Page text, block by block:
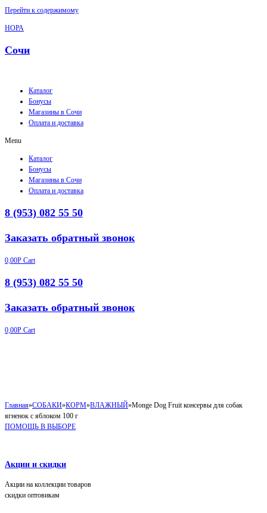
Перейти к содержимому
НОРА
Сочи
Каталог
Бонусы
Магазины в Сочи
Оплата и доставка
Menu
Каталог
Бонусы
Магазины в Сочи
Оплата и доставка
8 (953) 082 55 50
Заказать обратный звонок
0,00Р Cart
8 (953) 082 55 50
Заказать обратный звонок
0,00Р Cart
Главная»СОБАКИ»КОРМ»ВЛАЖНЫЙ»Monge Dog Fruit консервы для собак
ягненок с яблоком 100 г
ПОМОЩЬ В ВЫБОРЕ
Акции и скидки
Акции на коллекции товаров
скидки оптовикам